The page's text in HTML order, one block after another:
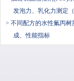
发泡力、乳化力测定
> 不同配方的水性氟丙树
成、性能指标